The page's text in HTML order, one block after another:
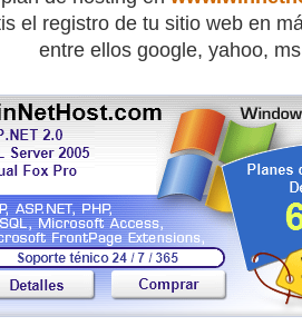
el registro de tu sitio web en
entre ellos google, yahoo,